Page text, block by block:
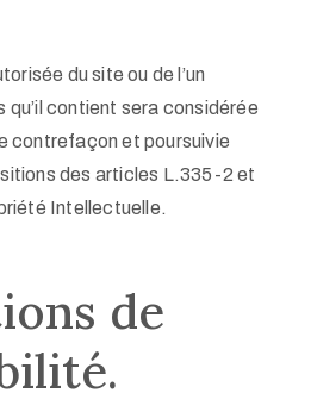
du site ou de l’un
contient sera considérée
contrefaçon et poursuivie
des articles L.335-2 et
Intellectuelle.
de